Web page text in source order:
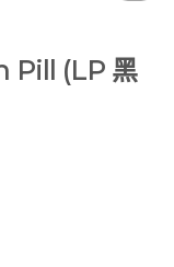
Pill (LP 黑